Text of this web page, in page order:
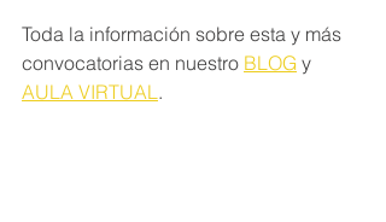
Toda la información sobre esta y más
convocatorias en nuestro BLOG y
AULA VIRTUAL.